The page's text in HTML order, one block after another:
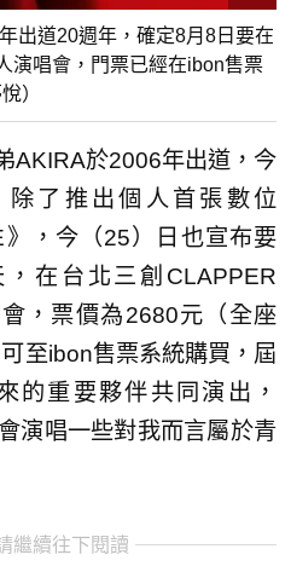
出道20週年，確定8月8日要在
演唱會，門票已經在ibon售票
）
AKIRA於2006年出道，今
了推出個人首張數位
》，今（25）日也宣布要
在台北三創CLAPPER
，票價為2680元（全座
至ibon售票系統購買，屆
的重要夥伴共同演出，
演唱一些對我而言屬於青
繼續往下閱讀